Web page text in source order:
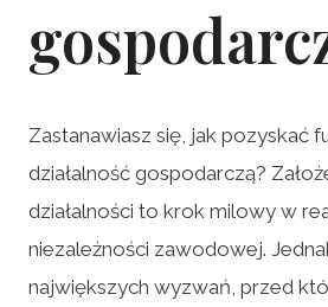
Zastanawiasz się, jak pozyskać
działalność gospodarczą?
działalności to krok milowy w
niezależności zawodowej.
największych wyzwań, przed